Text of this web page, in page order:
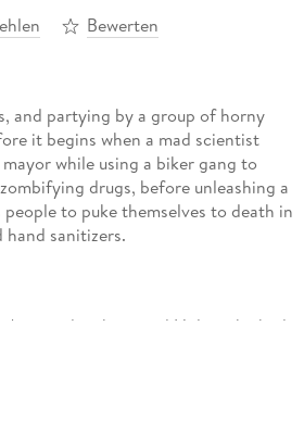
Bewerten
and partying by a group of horny
it begins when a mad scientist
while using a biker gang to
drugs, before unleashing a
people to puke themselves to death in
hand sanitizers.
step-daughter, and Holtie, the bad
clutches. Mad Scientist? He isn't